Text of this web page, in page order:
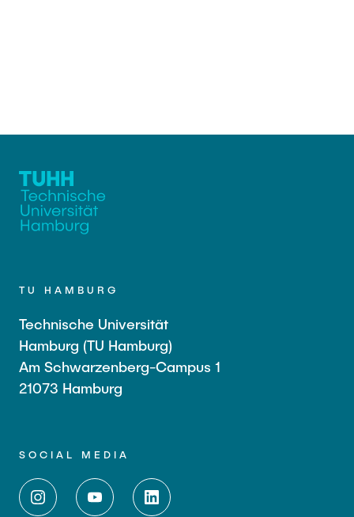
TU HAMBURG
Technische Universität
Hamburg (TU Hamburg)
Am Schwarzenberg-Campus 1
21073 Hamburg
SOCIAL MEDIA